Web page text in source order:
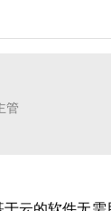
管